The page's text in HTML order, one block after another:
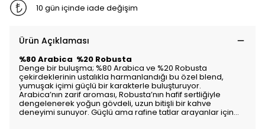
10 gün içinde iade değişim
Ürün Açıklaması
%80 Arabica %20 Robusta
Denge bir buluşma; %80 Arabica ve %20 Robusta
çekirdeklerinin ustalıkla harmanlandığı bu özel blend,
yumuşak içimi güçlü bir karakterle buluşturuyor.
Arabica’nın zarif aroması, Robusta’nın hafif sertliğiyle
dengelenerek yoğun gövdeli, uzun bitişli bir kahve
deneyimi sunuyor. Güçlü ama rafine tatlar arayanlar için…